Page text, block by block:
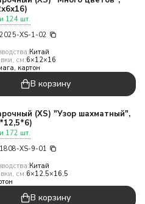
124 шт.
XS-1-02
Китай
см:6×12×16
картон
В корзину
(XS) "Узор шахматный",
172 шт.
XS-9-01
Китай
см:6×12.5×16.5
В корзину